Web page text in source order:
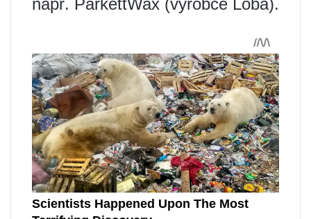
např. ParkettWax (výrobce Loba).